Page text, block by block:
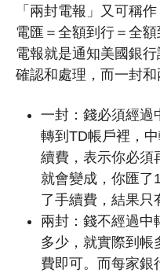
「兩封電報」又可稱
電匯＝全額到行＝全額
電報就是通知美國銀
確認和處理，而一封和
一封：錢必須經過
轉到TD帳戶裡，
續費，表示你必須
就會變成，你匯了
了手續費，結果只
兩封：錢不經過中
多少，就實際到帳
費即可。而每家銀